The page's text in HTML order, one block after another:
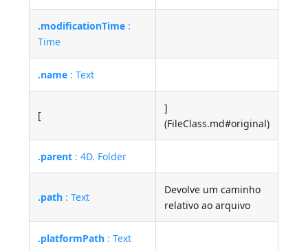
.modificationTime :
Time
.name : Text
[
]
(FileClass.md#original)
.parent : 4D. Folder
.path : Text
Devolve um caminho
relativo ao arquivo
.platformPath : Text